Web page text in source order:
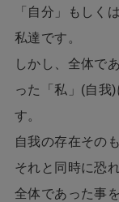
「自分」もしく
私達です。
しかし、全体で
った「私」(自我
す。
自我の存在その
それと同時に恐
全体であった事